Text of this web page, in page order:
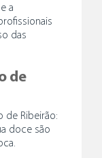
a
das
de
de Ribeirão:
doce são